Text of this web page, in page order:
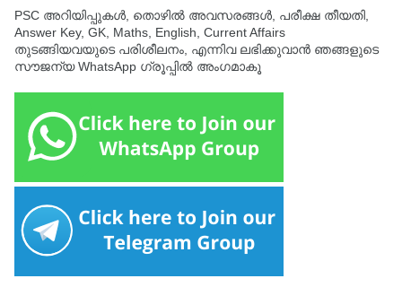
PSC അറിയിപ്പുകൾ, തൊഴിൽ അവസരങ്ങൾ, പരീക്ഷ തീയതി,
Answer Key, GK, Maths, English, Current Affairs
തുടങ്ങിയവയുടെ പരിശീലനം, എന്നിവ ലഭിക്കുവാൻ ഞങ്ങളുടെ
സൗജന്യ WhatsApp ഗ്രൂപ്പിൽ അംഗമാകൂ